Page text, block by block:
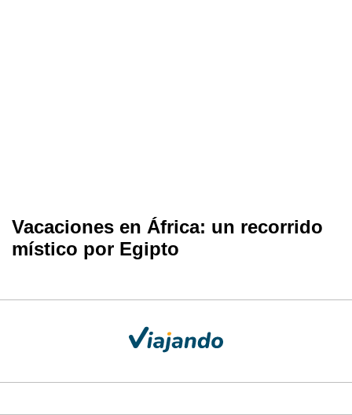
Vacaciones en África: un recorrido
místico por Egipto